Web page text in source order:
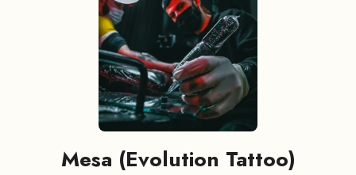
Mesa (Evolution Tattoo)